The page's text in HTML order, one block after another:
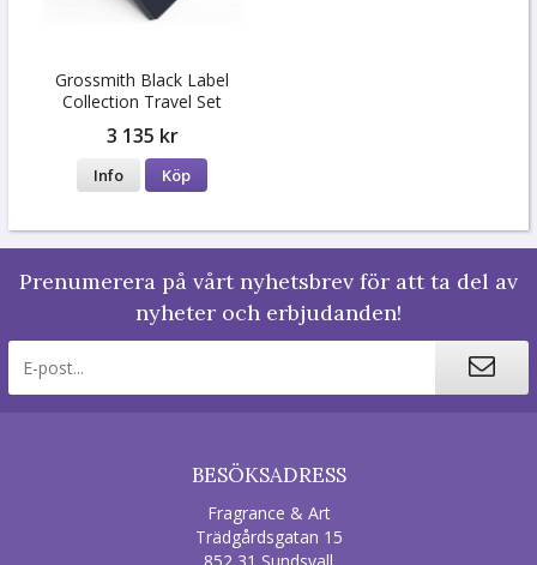
Grossmith Black Label
Collection Travel Set
3 135 kr
Info Köp
Prenumerera på vårt nyhetsbrev för att ta del av
nyheter och erbjudanden!
BESÖKSADRESS
Fragrance & Art
Trädgårdsgatan 15